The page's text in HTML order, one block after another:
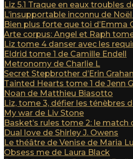
Liz 5.1 Traque en eaux troubles
L’insupportable inconnu de
Bien plus forte que toi d’Emma
Arte corpus: Angel et Raph tome
Liz tome 4 danser avec les
Eldrid tome 1 de Camille Endell
Metronomy de Charlie L
Secret Stepbrother d’Erin
Tainted Hearts tome 1 de Jenn
Noan de Matthieu Biasotto
Liz, tome 3, défier les ténèbres
My war de Liv Stone
Basket’s rules tome 2: le match
Dual love de Shirley J. Owens
Le théâtre de Venise de Maria
Obsess me de Laura Black